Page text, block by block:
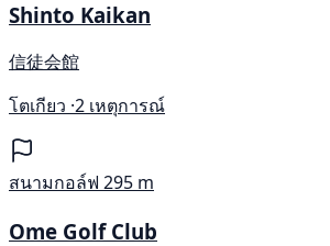
Shinto Kaikan
信徒会館
โตเกียว ·2 เหตุการณ์
สนามกอล์ฟ 295 m
Ome Golf Club